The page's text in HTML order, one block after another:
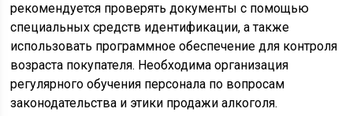
рекомендуется проверять документы с помощью
специальных средств идентификации, а также
использовать программное обеспечение для контроля
возраста покупателя. Необходима организация
регулярного обучения персонала по вопросам
законодательства и этики продажи алкоголя.